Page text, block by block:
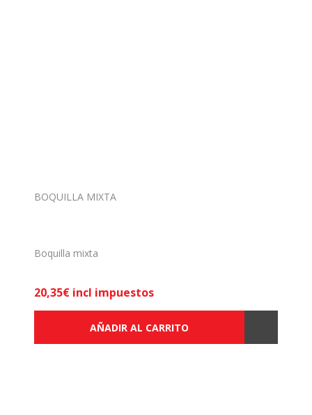
BOQUILLA MIXTA
Boquilla mixta
20,35€ incl impuestos
AÑADIR AL CARRITO